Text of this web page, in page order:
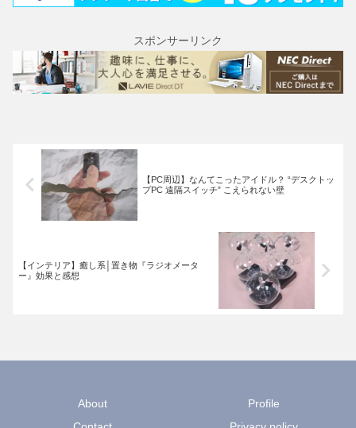
スポンサーリンク
【PC周辺】なんてこったアイドル？ “デスクトッ
プPC 遠隔スイッチ” こえられない壁
【インテリア】癒し系│置き物『ラジオメータ
ー』効果と感想
About
Profile